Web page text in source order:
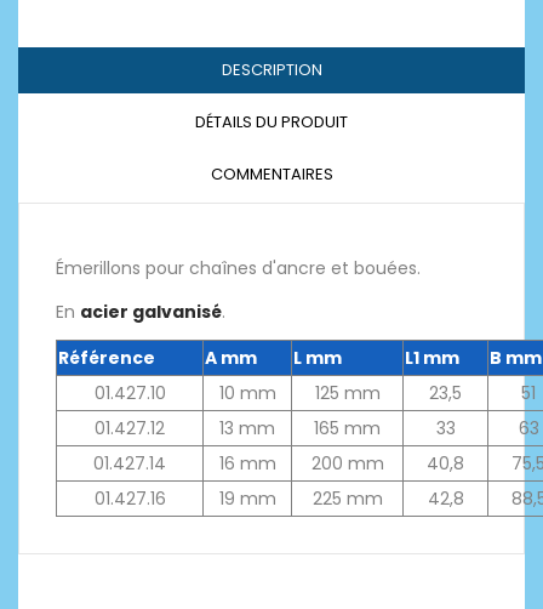
DESCRIPTION
DÉTAILS DU PRODUIT
COMMENTAIRES
Émerillons pour chaînes d'ancre et bouées.
En acier galvanisé.
Référence
A mm L mm L1 mm
B mm
01.427.10
10 mm 125 mm 23,5
51
01.427.12
13 mm 165 mm 33
63
01.427.14
16 mm 200 mm 40,8
01.427.16
19 mm 225 mm 42,8